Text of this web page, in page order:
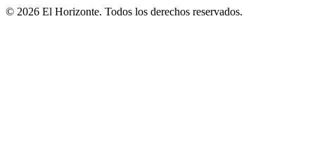
© 2026 El Horizonte. Todos los derechos reservados.